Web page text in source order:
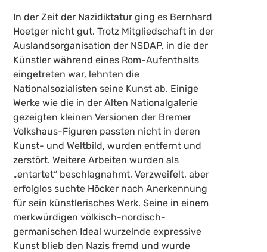
In der Zeit der Nazidiktatur ging es Bernhard
Hoetger nicht gut. Trotz Mitgliedschaft in der
Auslandsorganisation der NSDAP, in die der
Künstler während eines Rom-Aufenthalts
eingetreten war, lehnten die
Nationalsozialisten seine Kunst ab. Einige
Werke wie die in der Alten Nationalgalerie
gezeigten kleinen Versionen der Bremer
Volkshaus-Figuren passten nicht in deren
Kunst- und Weltbild, wurden entfernt und
zerstört. Weitere Arbeiten wurden als
„entartet“ beschlagnahmt, Verzweifelt, aber
erfolglos suchte Höcker nach Anerkennung
für sein künstlerisches Werk. Seine in einem
merkwürdigen völkisch-nordisch-
germanischen Ideal wurzelnde expressive
Kunst blieb den Nazis fremd und wurde